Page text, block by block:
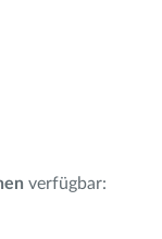
verfügbar: